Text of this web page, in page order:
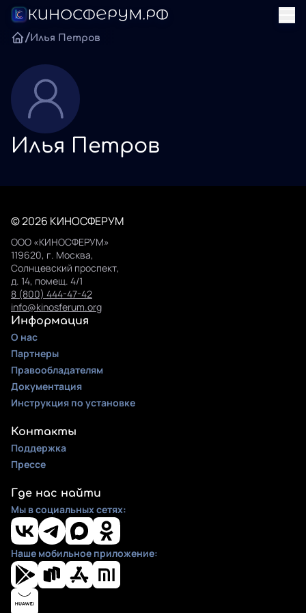
/Илья Петров
Илья Петров
© 2026 КИНОСФЕРУМ
ООО «КИНОСФЕРУМ»
119620, г. Москва,
Солнцевский проспект,
д. 14, помещ. 4/1
8 (800) 444-47-42
info@kinosferum.org
Информация
О нас
Партнеры
Правообладателям
Документация
Инструкция по установке
Контакты
Поддержка
Прессе
Где нас найти
Мы в социальных сетях:
Наше мобильное приложение: